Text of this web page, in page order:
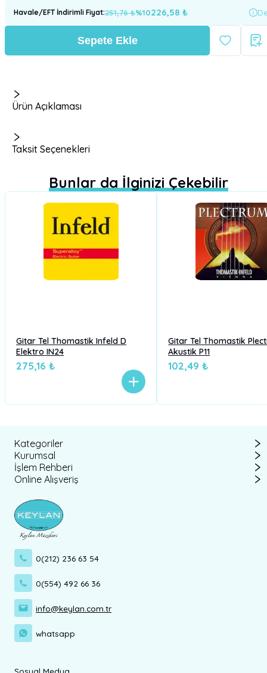
Havale/EFT İndirimli Fiyat:251,76₺%10226,58 ₺
Sepete Ekle
Ürün Açıklaması
Taksit Seçenekleri
Bunlar da İlginizi Çekebilir
Gitar Tel Thomastik Infeld D
Elektro IN24
275,16 ₺
Gitar Tel Thomastik
Akustik P11
102,49 ₺
Kategoriler
Kurumsal
İşlem Rehberi
Online Alışveriş
0(212) 236 63 54
0(554) 492 66 36
info@keylan.com.tr
whatsapp
Sosyal Medya